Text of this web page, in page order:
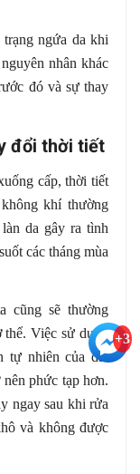
ngứa da khi
nhân khác
đó và sự thay
đổi thời tiết
cấp, thời tiết
khí thường
da gây ra tình
các tháng mùa
cũng sẽ thường
thể. Việc sử dụng
tự nhiên của da.
phức tạp hơn.
ngay sau khi rửa
và không được
+3